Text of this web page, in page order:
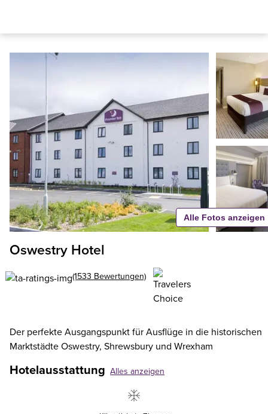
Oswestry Hotel
(1533 Bewertungen)
Der perfekte Ausgangspunkt für Ausflüge in die historischen
Marktstädte Oswestry, Shrewsbury und Wrexham
Hotelausstattung Alles anzeigen
Alle Fotos anzeigen